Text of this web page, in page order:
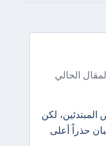
الحالي
لكن
حذراً أعلى